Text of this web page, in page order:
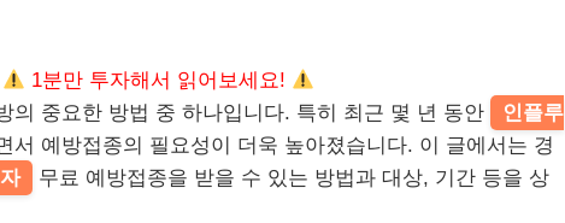
1분만 투자해서 읽어보세요!
의 중요한 방법 중 하나입니다. 특히 최근 몇 년 동안
인플루
서 예방접종의 필요성이 더욱 높아졌습니다. 이 글에서는 경
무료 예방접종을 받을 수 있는 방법과 대상, 기간 등을 상